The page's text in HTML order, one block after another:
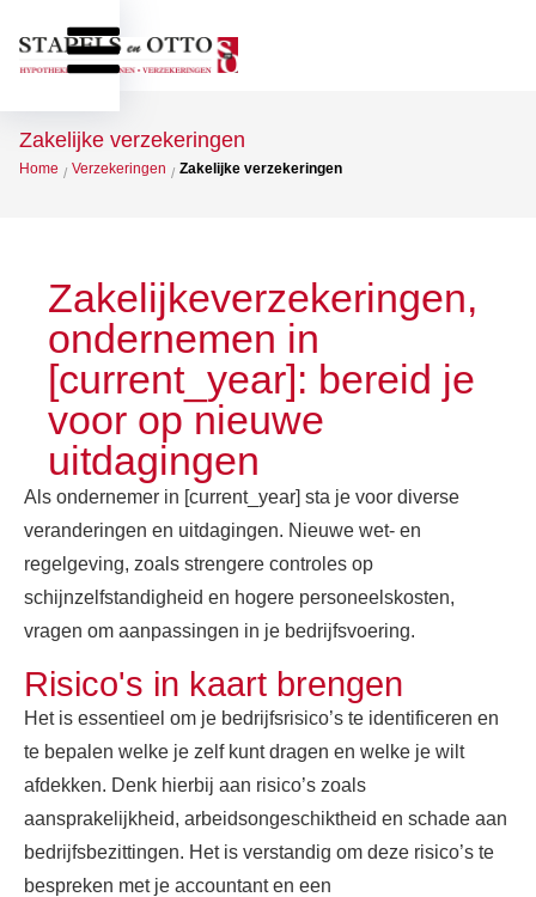
Zakelijke verzekeringen
Home / Verzekeringen / Zakelijke verzekeringen
Zakelijkeverzekeringen,
ondernemen in
[current_year]: bereid je
voor op nieuwe
uitdagingen
Als ondernemer in [current_year] sta je voor diverse
veranderingen en uitdagingen. Nieuwe wet- en
regelgeving, zoals strengere controles op
schijnzelfstandigheid en hogere personeelskosten,
vragen om aanpassingen in je bedrijfsvoering.
Risico's in kaart brengen
Het is essentieel om je bedrijfsrisico’s te identificeren en
te bepalen welke je zelf kunt dragen en welke je wilt
afdekken. Denk hierbij aan risico’s zoals
aansprakelijkheid, arbeidsongeschiktheid en schade aan
bedrijfsbezittingen. Het is verstandig om deze risico’s te
bespreken met je accountant en een